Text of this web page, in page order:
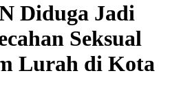
Diduga Jadi
Seksual
Lurah di Kota